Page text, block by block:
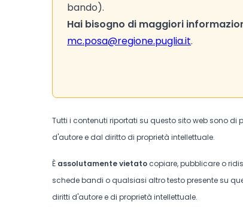
bando).
Hai bisogno di maggiori
mc.posa@regione.puglia.it.
Tutti i contenuti riportati su questo sito web sono di
d'autore e dal diritto di proprietà intellettuale.
È assolutamente vietato copiare, pubblicare o
schede bandi o qualsiasi altro testo presente su
diritti d'autore e di proprietà intellettuale.